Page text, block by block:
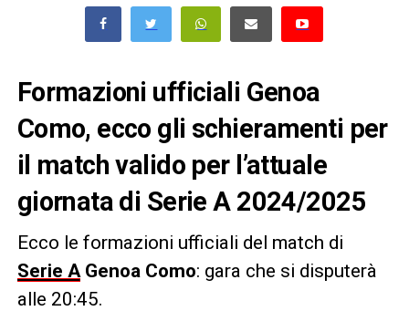
Formazioni ufficiali Genoa
Como, ecco gli schieramenti per
il match valido per l’attuale
giornata di Serie A 2024/2025
Ecco le formazioni ufficiali del match di
Serie A Genoa Como: gara che si disputerà
alle 20:45.